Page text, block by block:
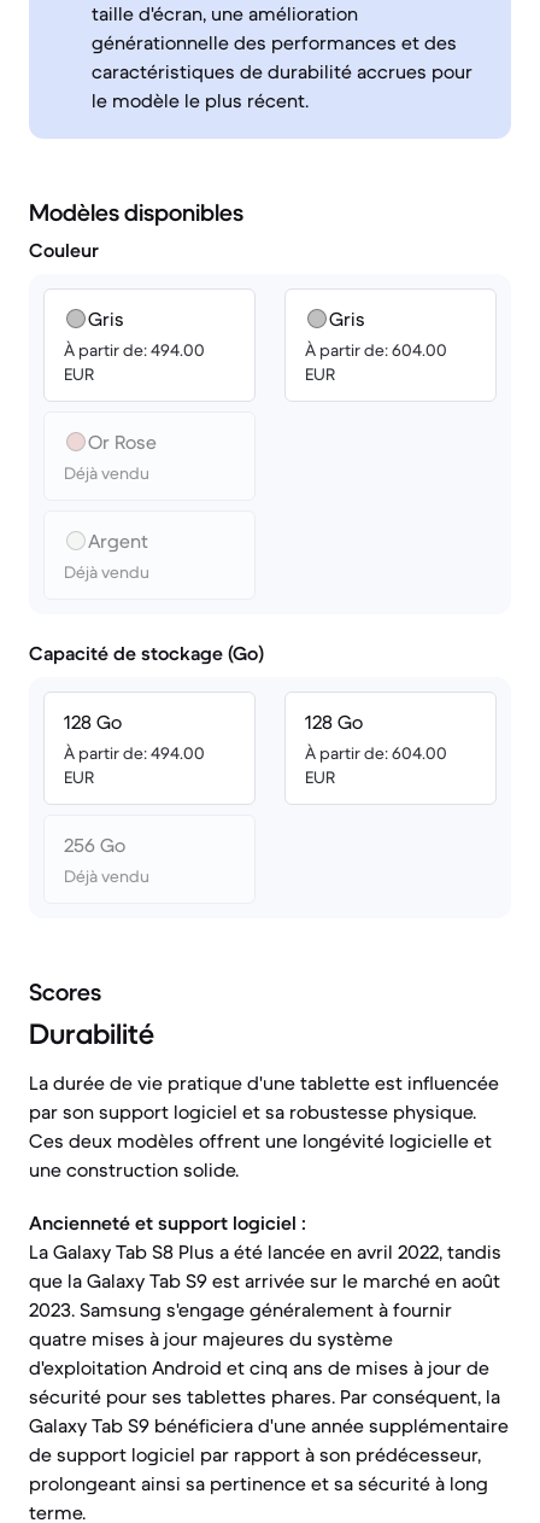
taille d'écran, une amélioration
générationnelle des performances et des
caractéristiques de durabilité accrues pour
le modèle le plus récent.
Modèles disponibles
Couleur
Gris
À partir de: 494.00
EUR
Or Rose
Déjà vendu
Argent
Déjà vendu
Gris
À partir de: 604.00
EUR
Capacité de stockage (Go)
128 Go
À partir de: 494.00
EUR
256 Go
Déjà vendu
128 Go
À partir de: 604.00
EUR
Scores
Durabilité
La durée de vie pratique d'une tablette est influencée
par son support logiciel et sa robustesse physique.
Ces deux modèles offrent une longévité logicielle et
une construction solide.
Ancienneté et support logiciel :
La Galaxy Tab S8 Plus a été lancée en avril 2022, tandis
que la Galaxy Tab S9 est arrivée sur le marché en août
2023. Samsung s'engage généralement à fournir
quatre mises à jour majeures du système
d'exploitation Android et cinq ans de mises à jour de
sécurité pour ses tablettes phares. Par conséquent, la
Galaxy Tab S9 bénéficiera d'une année supplémentaire
de support logiciel par rapport à son prédécesseur,
prolongeant ainsi sa pertinence et sa sécurité à long
terme.